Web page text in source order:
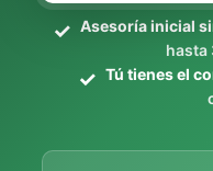
Asesoría inicial
hasta
Tú tienes el